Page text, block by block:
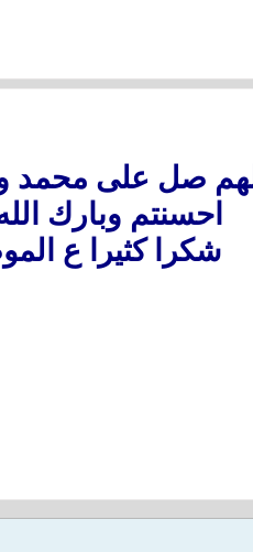
صل على محمد
احسنتم وبارك
شكرا كثيرا ع